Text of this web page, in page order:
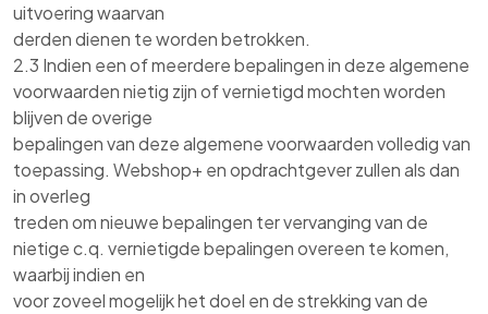
uitvoering waarvan
derden dienen te worden betrokken.
2.3 Indien een of meerdere bepalingen in deze algemene
voorwaarden nietig zijn of vernietigd mochten worden
blijven de overige
bepalingen van deze algemene voorwaarden volledig van
toepassing. Webshop+ en opdrachtgever zullen als dan
in overleg
treden om nieuwe bepalingen ter vervanging van de
nietige c.q. vernietigde bepalingen overeen te komen,
waarbij indien en
voor zoveel mogelijk het doel en de strekking van de